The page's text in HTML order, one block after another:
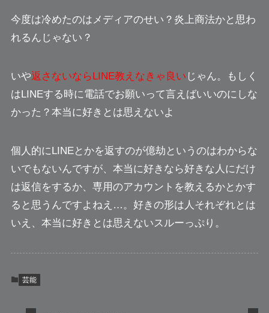
今度は冷めたのはメディアのせい？炎上商法かと思わ
れるんじゃない？
いや返さないならLINE教えなきゃ良い じゃん。もしく
はLINEする時に電話でお願いって言えばいいのにしな
かった？本当に好きとは思えないよ
個人的にLINEとかを返すのが億劫というのはわからな
いでもないんですが、本当に好きなら好きな人にだけ
は返信をするか、専用のアカウントを教えるかとかす
ると思うんですよねえ…。 好きの形は人それぞれとは
いえ、本当に好きとは思えないスルーっぷり。
芸能